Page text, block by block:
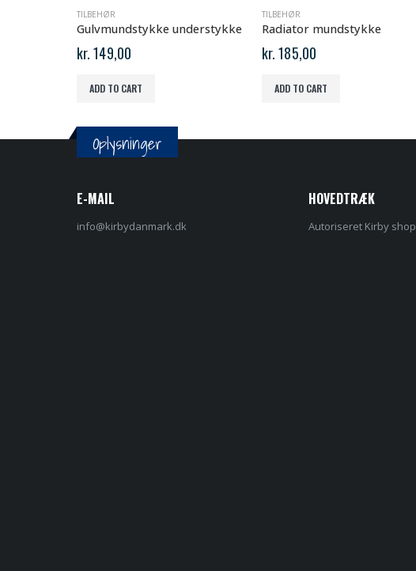
TILBEHØR
Gulvmundstykke understykke
kr.149,00
ADD TO CART
TILBEHØR
Radiator mundstykke
kr.185,00
ADD TO CART
Oplysninger
E-MAIL
info@kirbydanmark.dk
HOVEDTRÆK
Autoriseret Kirby shop